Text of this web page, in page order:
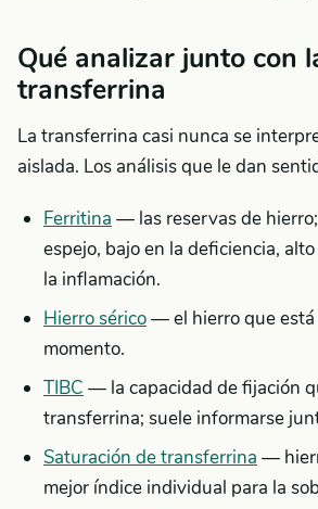
Qué analizar junto con
transferrina
La transferrina casi nunca se
aislada. Los análisis que le dan
Ferritina — las reservas de
espejo, bajo en la deficiencia,
la inflamación.
Hierro sérico— el hierro que
momento.
TIBC — la capacidad de fijación
transferrina; suele informarse
Saturación de transferrina —
mejor índice individual para la